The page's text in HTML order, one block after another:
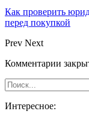
Как проверить
перед покупкой
Prev Next
Комментарии
Интересное: